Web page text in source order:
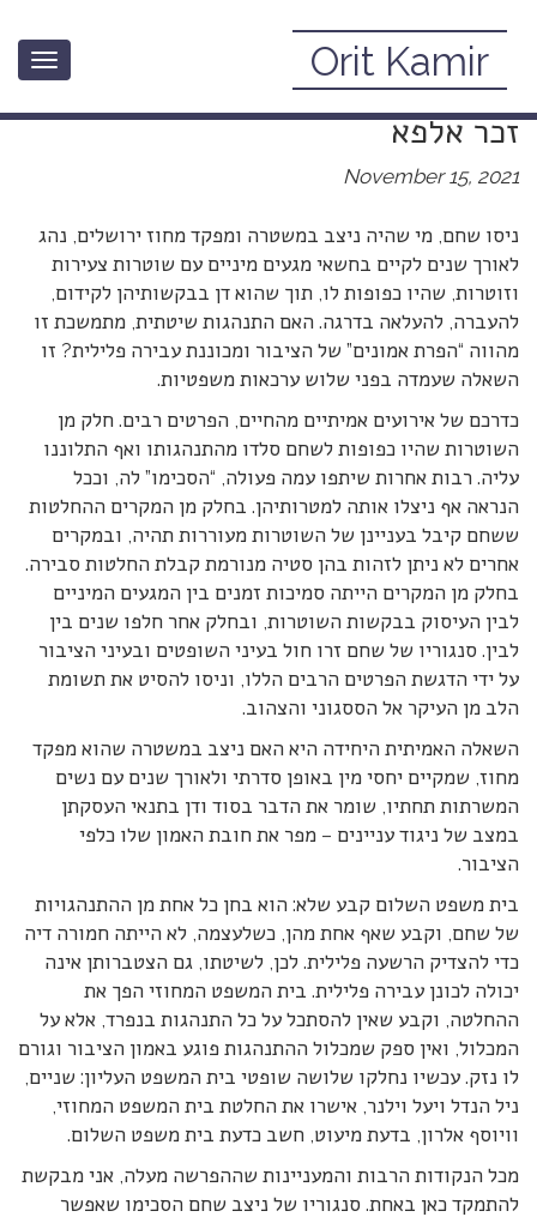
Toggle
Orit Kamir
ניסו שחם: “תכנית עבריינית” להיות
זכר אלפא
November 15, 2021
ניסו שחם, מי שהיה ניצב במשטרה ומפקד מחוז ירושלים, נהג
לאורך שנים לקיים בחשאי מגעים מיניים עם שוטרות צעירות
וזוטרות, שהיו כפופות לו, תוך שהוא דן בבקשותיהן לקידום,
להעברה, להעלאה בדרגה. האם התנהגות שיטתית, מתמשכת זו
מהווה “הפרת אמונים” של הציבור ומכוננת עבירה פלילית? זו
השאלה שעמדה בפני שלוש ערכאות משפטיות.
כדרכם של אירועים אמיתיים מהחיים, הפרטים רבים. חלק מן
השוטרות שהיו כפופות לשחם סלדו מהתנהגותו ואף התלוננו
עליה. רבות אחרות שיתפו עמה פעולה, “הסכימו” לה, וככל
הנראה אף ניצלו אותה למטרותיהן. בחלק מן המקרים ההחלטות
ששחם קיבל בעניינן של השוטרות מעוררות תהיה, ובמקרים
אחרים לא ניתן לזהות בהן סטיה מנורמת קבלת החלטות סבירה.
בחלק מן המקרים הייתה סמיכות זמנים בין המגעים המיניים
לבין העיסוק בבקשות השוטרות, ובחלק אחר חלפו שנים בין
לבין. סנגוריו של שחם זרו חול בעיני השופטים ובעיני הציבור
על ידי הדגשת הפרטים הרבים הללו, וניסו להסיט את תשומת
הלב מן העיקר אל הססגוני והצהוב.
השאלה האמיתית היחידה היא האם ניצב במשטרה שהוא מפקד
מחוז, שמקיים יחסי מין באופן סדרתי ולאורך שנים עם נשים
המשרתות תחתיו, שומר את הדבר בסוד ודן בתנאי העסקתן
במצב של ניגוד עניינים – מפר את חובת האמון שלו כלפי
הציבור.
בית משפט השלום קבע שלא: הוא בחן כל אחת מן ההתנהגויות
של שחם, וקבע שאף אחת מהן, כשלעצמה, לא הייתה חמורה דיה
כדי להצדיק הרשעה פלילית. לכן, לשיטתו, גם הצטברותן אינה
יכולה לכונן עבירה פלילית. בית המשפט המחוזי הפך את
ההחלטה, וקבע שאין להסתכל על כל התנהגות בנפרד, אלא על
המכלול, ואין ספק שמכלול ההתנהגות פוגע באמון הציבור וגורם
לו נזק. עכשיו נחלקו שלושה שופטי בית המשפט העליון: שניים,
ניל הנדל ויעל וילנר, אישרו את החלטת בית המשפט המחוזי,
וויוסף אלרון, בדעת מיעוט, חשב כדעת בית משפט השלום.
מכל הנקודות הרבות והמעניינות שההפרשה מעלה, אני מבקשת
להתמקד כאן באחת. סנגוריו של ניצב שחם הסכימו שאפשר